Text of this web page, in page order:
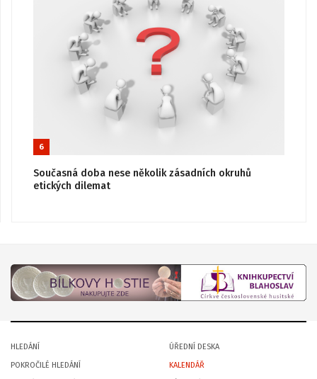
6
Současná doba nese několik zásadních okruhů
etických dilemat
HLEDÁNÍ
POKROČILÉ HLEDÁNÍ
ÚŘEDNÍ DESKA
KALENDÁŘ